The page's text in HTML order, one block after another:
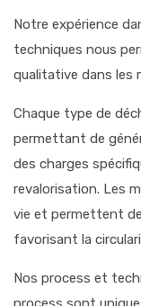
Notre expérience
techniques nous
qualitative dans les
Chaque type de
permettant de
des charges
revalorisation. Les
vie et permettent
favorisant la
Nos process et